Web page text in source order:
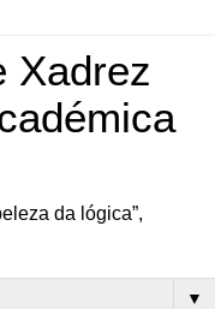
Xadrez
da lógica”,
▼